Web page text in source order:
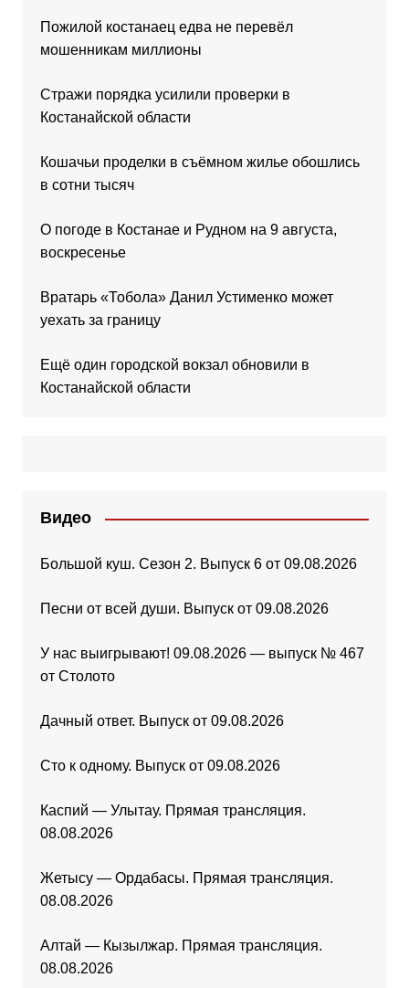
Пожилой костанаец едва не перевёл
мошенникам миллионы
Стражи порядка усилили проверки в
Костанайской области
Кошачьи проделки в съёмном жилье обошлись
в сотни тысяч
О погоде в Костанае и Рудном на 9 августа,
воскресенье
Вратарь «Тобола» Данил Устименко может
уехать за границу
Ещё один городской вокзал обновили в
Костанайской области
Видео
Большой куш. Сезон 2. Выпуск 6 от 09.08.2026
Песни от всей души. Выпуск от 09.08.2026
У нас выигрывают! 09.08.2026 — выпуск № 467
от Столото
Дачный ответ. Выпуск от 09.08.2026
Сто к одному. Выпуск от 09.08.2026
Каспий — Улытау. Прямая трансляция.
08.08.2026
Жетысу — Ордабасы. Прямая трансляция.
08.08.2026
Алтай — Кызылжар. Прямая трансляция.
08.08.2026